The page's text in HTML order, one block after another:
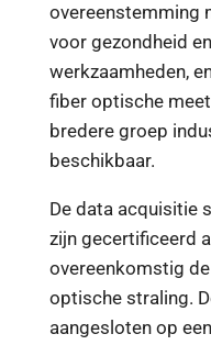
overeenstemming
voor gezondheid
werkzaamheden,
fiber optische
bredere groep
beschikbaar.
De data acquisitie
zijn gecertificeerd
overeenkomstig
optische straling.
aangesloten op